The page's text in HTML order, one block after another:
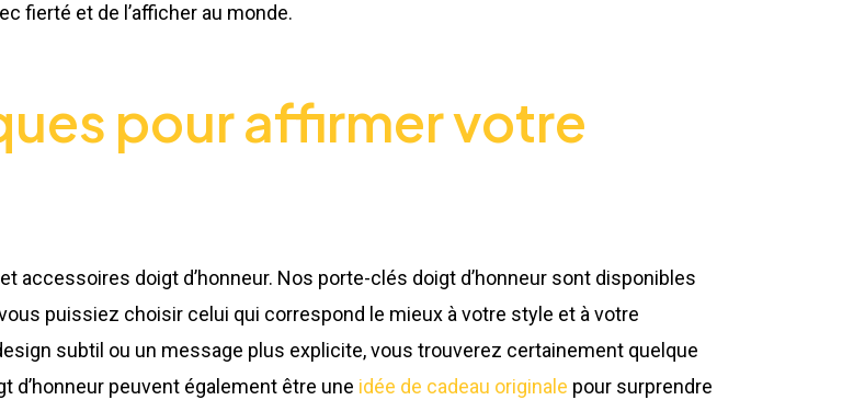
fierté et de l’afficher au monde.
pour affirmer votre
accessoires doigt d’honneur. Nos porte-clés doigt d’honneur sont disponibles
puissiez choisir celui qui correspond le mieux à votre style et à votre
subtil ou un message plus explicite, vous trouverez certainement quelque
d’honneur peuvent également être une idée de cadeau originale pour surprendre